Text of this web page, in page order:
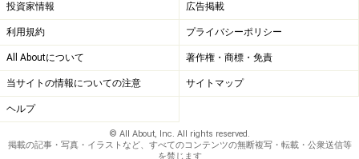
投資家情報 広告掲載
利用規約 プライバシーポリシー
All Aboutについて 著作権・商標・免責
当サイトの情報についての注意 サイトマップ
ヘルプ
© All About, Inc. All rights reserved.
掲載の記事・写真・イラストなど、すべてのコンテンツの無断複写・転載・公衆送信等
を禁じます